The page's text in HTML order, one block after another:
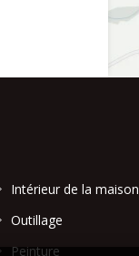
Intérieur de la maison
Outillage
Peinture